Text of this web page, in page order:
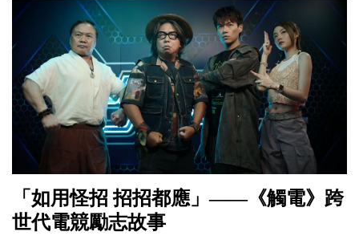
「如用怪招 招招都應」——《觸電》跨
世代電競勵志故事